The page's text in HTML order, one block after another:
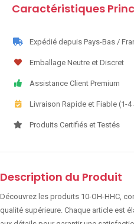
Caractéristiques
Expédié depuis Pays-Bas /
Emballage Neutre et Discret
Assistance Client Premium
Livraison Rapide et Fiable (1-4
Produits Certifiés et Testés
Description du Produit
Découvrez les produits 10-OH-HHC,
qualité supérieure. Chaque article est